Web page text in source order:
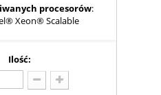
procesorów:
Xeon® Scalable
Ilość: